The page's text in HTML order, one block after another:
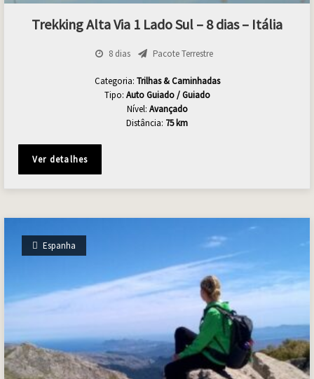
Trekking Alta Via 1 Lado Sul – 8 dias – Itália
8 dias Pacote Terrestre
Categoria: Trilhas & Caminhadas
Tipo: Auto Guiado / Guiado
Nível: Avançado
Distância: 75 km
Ver detalhes
Espanha